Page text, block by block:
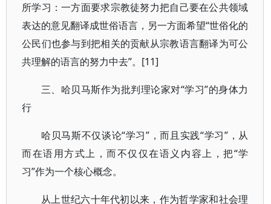
所学习：一方面要求宗教徒努力把自己要在公共领域
表达的意见翻译成世俗语言，另一方面希望“世俗化的
公民们也参与到把相关的贡献从宗教语言翻译为可公
共理解的语言的努力中去”。[11]
三、哈贝马斯作为批判理论家对“学习”的身体力
行
哈贝马斯不仅谈论“学习”，而且实践“学习”，从
而在语用方式上，而不仅仅在语义内容上，把“学
习”作为一个核心概念。
从上世纪六十年代初以来，作为哲学家和社会理